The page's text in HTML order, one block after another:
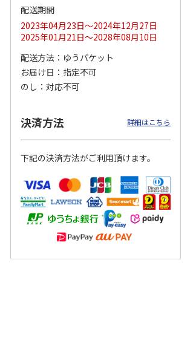
(送料別・税込)
配送期間
2023年04月23日～2024年12月27日
2025年01月21日～2028年08月10日
配送方法
ゆうパケット
お届け日
指定不可
のし
対応不可
決済方法 詳細はこちら
下記の決済方法がご利用頂けます。